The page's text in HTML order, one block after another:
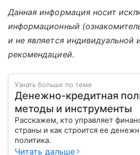
Данная информация носит
информационный
и не является индивидуальной
рекомендацией.
Узнать больше по теме
Денежно-кредитная
методы и инструменты
Расскажем, кто управляет
страны и как строится ее
политика.
Читать дальше